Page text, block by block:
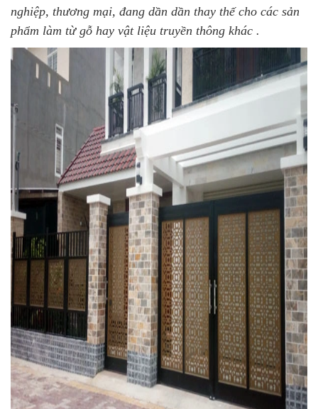
nghiệp, thương mại, đang dần dần thay thế cho các sản
phẩm làm từ gỗ hay vật liệu truyền thông khác .